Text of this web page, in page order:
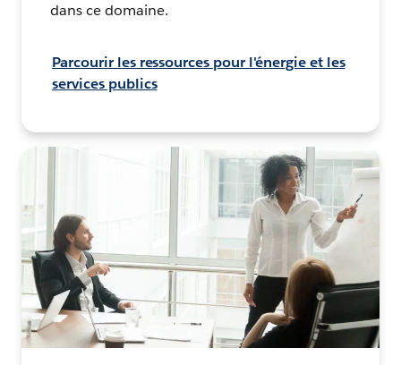
dans ce domaine.
Parcourir les ressources pour l'énergie et les
services publics